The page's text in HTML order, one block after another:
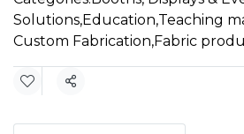
Solutions,Education,Teaching
Custom Fabrication,Fabric
Share